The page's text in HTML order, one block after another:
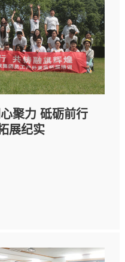
聚力 砥砺前行
展纪实